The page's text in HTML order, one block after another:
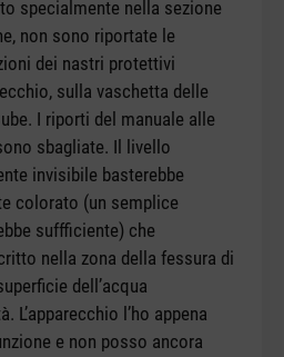
specialmente nella sezione
non sono riportate le
dei nastri protettivi
sulla vaschetta delle
I riporti del manuale alle
sbagliate. Il livello
invisibile basterebbe
colorato (un semplice
suffficiente) che
nella zona della fessura di
dell’acqua
L’apparecchio l’ho appena
e non posso ancora